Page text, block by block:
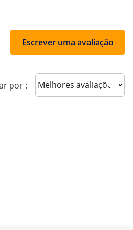
Escrever uma avaliação
por : Sort reviews